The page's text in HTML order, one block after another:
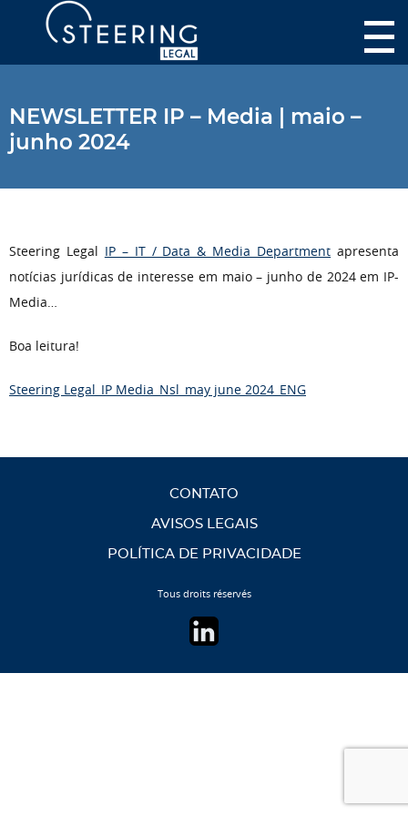
NEWSLETTER IP – Media | maio –
junho 2024
Steering Legal IP – IT / Data & Media Department apresenta
notícias jurídicas de interesse em maio – junho de 2024 em IP-
Media…
Boa leitura!
Steering Legal_IP Media_Nsl_may june 2024_ENG
CONTATO
AVISOS LEGAIS
POLÍTICA DE PRIVACIDADE
Tous droits réservés